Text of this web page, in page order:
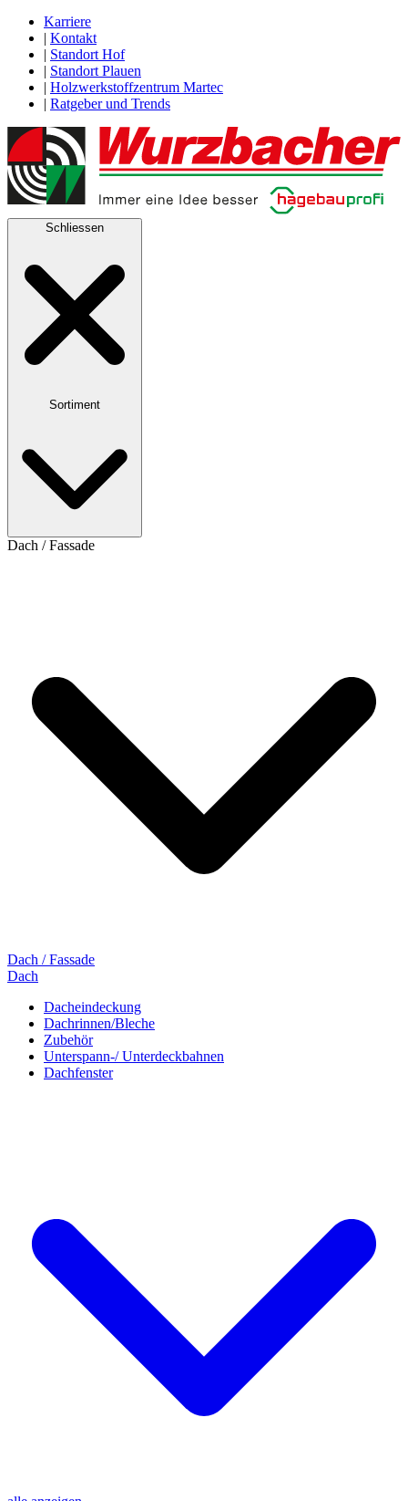
Karriere
| Kontakt
| Standort Hof
| Standort Plauen
| Holzwerkstoffzentrum Martec
| Ratgeber und Trends
Schliessen
Sortiment
Dach / Fassade
Dach / Fassade
Dach
Dacheindeckung
Dachrinnen/Bleche
Zubehör
Unterspann-/ Unterdeckbahnen
Dachfenster